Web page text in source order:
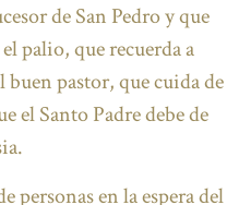
de San Pedro y que
palio, que recuerda a
buen pastor, que cuida de
el Santo Padre debe de
en la espera del